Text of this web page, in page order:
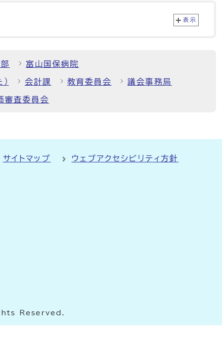
表示
富山国保病院
会計課 教育委員会 議会事務局
審査委員会
サイトマップ ウェブアクセシビリティ方針
Reserved.